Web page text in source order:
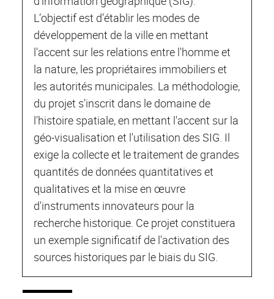
L’objectif est d’établir les modes de
développement de la ville en mettant
l'accent sur les relations entre l'homme et
la nature, les propriétaires immobiliers et
les autorités municipales. La méthodologie,
du projet s'inscrit dans le domaine de
l'histoire spatiale, en mettant l'accent sur la
géo-visualisation et l'utilisation des SIG. Il
exige la collecte et le traitement de grandes
quantités de données quantitatives et
qualitatives et la mise en œuvre
d'instruments innovateurs pour la
recherche historique. Ce projet constituera
un exemple significatif de l'activation des
sources historiques par le biais du SIG.